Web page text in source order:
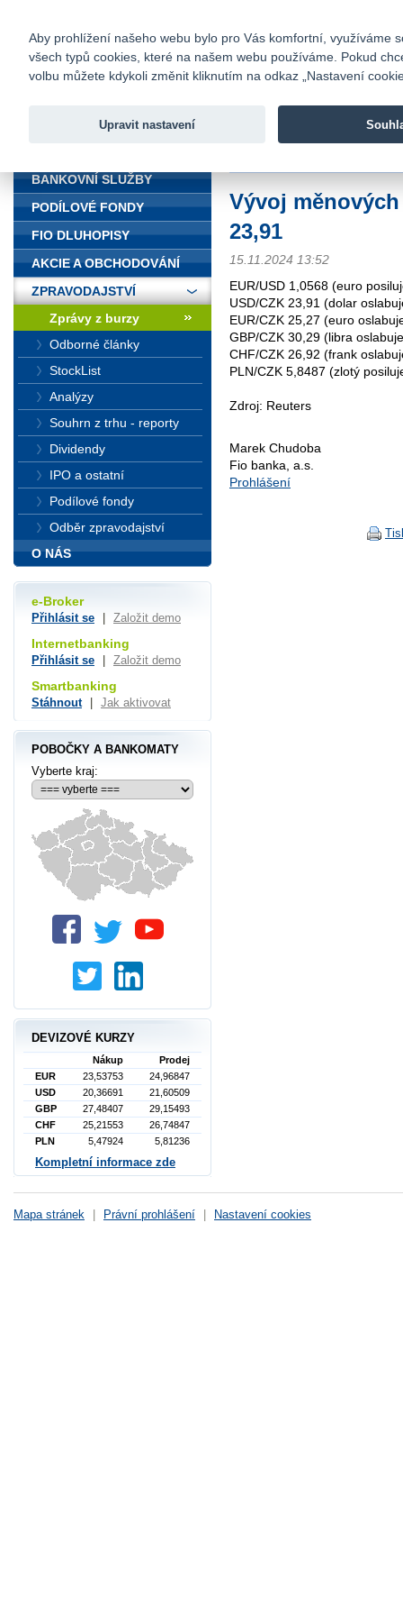
Fio banka
Fio banka
Vývoj
23,91
15.11.2024 13:52
EUR/USD 1,0568 (euro
USD/CZK 23,91 (dolar
EUR/CZK 25,27 (euro
GBP/CZK 30,29 (libra
CHF/CZK 26,92 (frank
PLN/CZK 5,8487 (zlotý
Zdroj: Reuters
Marek Chudoba
Fio banka, a.s.
Prohlášení
BANKOVNÍ SLUŽBY
PODÍLOVÉ FONDY
FIO DLUHOPISY
AKCIE A OBCHODOVÁNÍ
ZPRAVODAJSTVÍ
Zprávy z burzy
Odborné články
StockList
Analýzy
Souhrn z trhu - reporty
Dividendy
IPO a ostatní
Podílové fondy
Odběr zpravodajství
O NÁS
e-Broker
Přihlásit se Založit demo
Internetbanking
Přihlásit se Založit demo
Smartbanking
Stáhnout Jak aktivovat
POBOČKY A BANKOMATY
Vyberte kraj:
DEVIZOVÉ KURZY
Nákup
Prodej
EUR
23,53753
24,96847
USD
20,36691
21,60509
GBP
27,48407
29,15493
CHF
25,21553
26,74847
PLN
5,47924 5,81236
Kompletní informace zde
Mapa stránek Právní prohlášení Nastavení cookies
Aby prohlížení našeho webu bylo pro Vás komfortní, využíváme
všech typů cookies, které na našem webu používáme. Pokud
volbu můžete kdykoli změnit kliknutím na odkaz „Nastavení
Upravit nastavení